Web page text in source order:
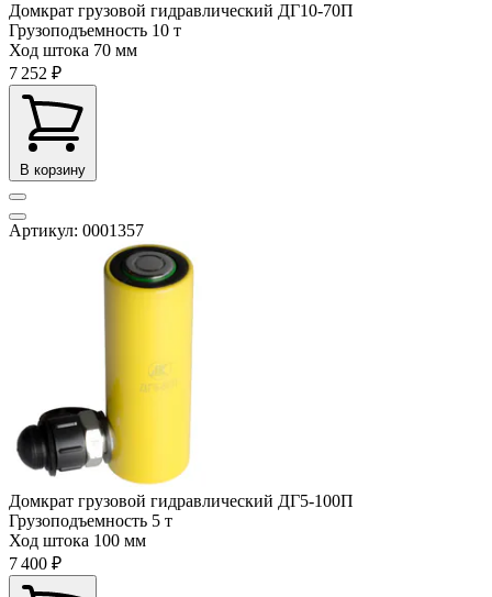
Домкрат грузовой гидравлический ДГ10-70П
Грузоподъемность 10 т
Ход штока 70 мм
7 252 ₽
В корзину
Артикул: 0001357
Домкрат грузовой гидравлический ДГ5-100П
Грузоподъемность 5 т
Ход штока 100 мм
7 400 ₽